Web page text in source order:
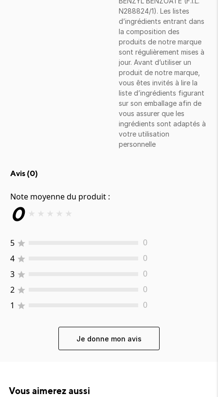
N288824/1). Les listes
d’ingrédients entrant dans
la composition des
produits de notre marque
sont régulièrement mises à
jour. Avant d’utiliser un
produit de notre marque,
vous êtes invités à lire la
liste d’ingrédients figurant
sur son emballage afin de
vous assurer que les
ingrédients sont adaptés à
votre utilisation
personnelle
Avis (0)
Note moyenne du produit :
0 ★ ★ ★ ★ ★
5 0
4 0
3 0
2 0
1 0
Je donne mon avis
Vous aimerez aussi